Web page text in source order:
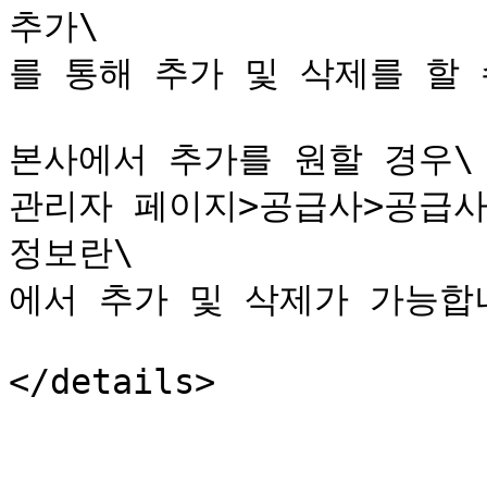
추가\
를 통해 추가 및 삭제를 할
본사에서 추가를 원할 경우\
관리자 페이지>공급사>공급
정보란\
에서 추가 및 삭제가 가능합
</details>